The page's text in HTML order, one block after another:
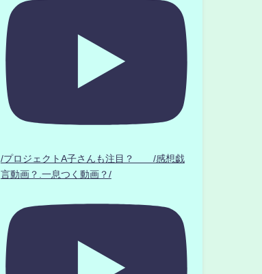
/プロジェクトA子さんも注目？ /感想戯
言動画？.一息つく動画？/